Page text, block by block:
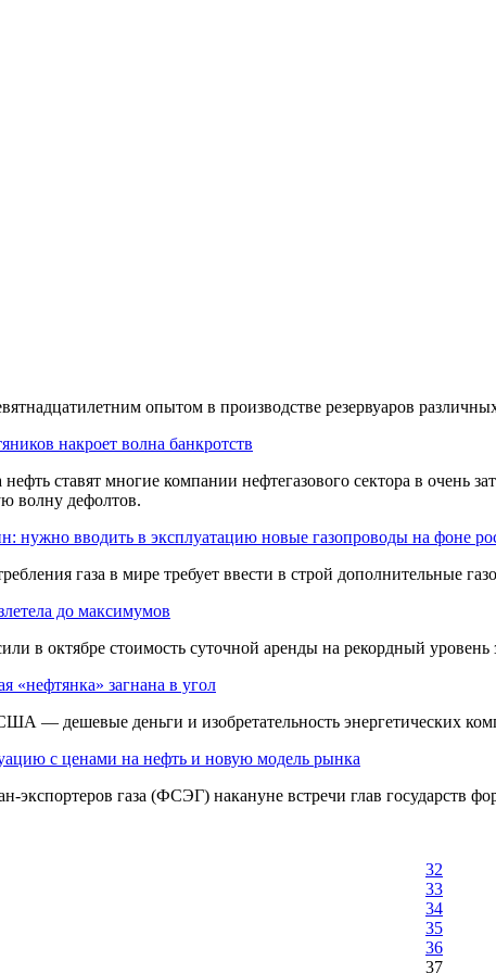
опытом в производстве резервуаров
накроет волна банкротств
ставят многие компании нефтегазового сектора в очень
волну дефолтов.
нужно вводить в эксплуатацию новые газопроводы на фоне
газа в мире требует ввести в строй дополнительные
до максимумов
в октябре стоимость суточной аренды на рекордный уровень
«нефтянка» загнана в угол
— дешевые деньги и изобретательность энергетических
с ценами на нефть и новую модель рынка
экспортеров газа (ФСЭГ) накануне встречи глав государств
32
33
34
35
36
37